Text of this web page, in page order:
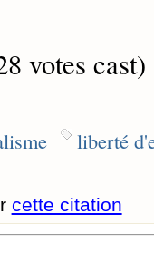
votes cast)
liberté
cette citation